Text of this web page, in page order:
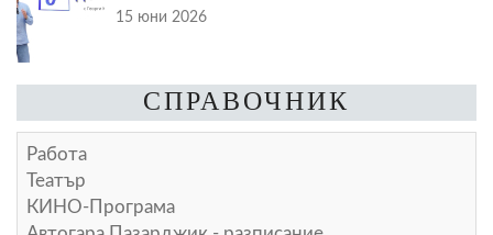
15 юни 2026
СПРАВОЧНИК
Работа
Театър
КИНО-Програма